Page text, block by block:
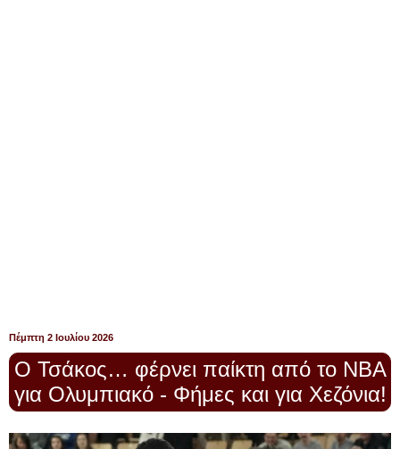
Πέμπτη 2 Ιουλίου 2026
Ο Τσάκος… φέρνει παίκτη από το NBA
για Ολυμπιακό - Φήμες και για Χεζόνια!